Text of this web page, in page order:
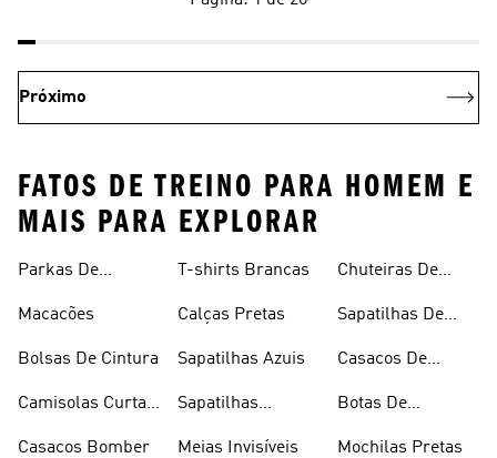
Próximo
FATOS DE TREINO PARA HOMEM E
MAIS PARA EXPLORAR
Parkas De
Macacões
Bolsas De Cintura
Camisolas Curtas
Casacos Bomber
T-shirts Brancas
Calças Pretas
Sapatilhas Azuis
Sapatilhas
Meias Invisíveis
Chuteiras De
Sapatilhas De
Casacos De
Botas De
Mochilas Pretas